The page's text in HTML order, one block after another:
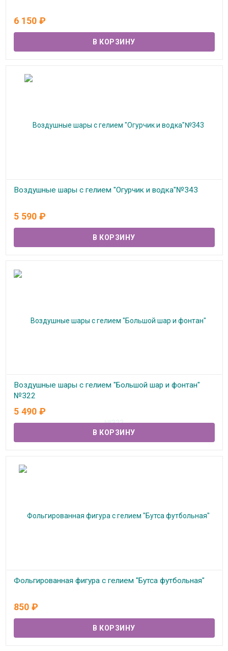
6 150 ₽
Воздушные шары с гелием "Огурчик и водка"№343
5 590 ₽
Воздушные шары с гелием "Большой шар и фонтан"
№322
В наличии
5 490 ₽
Фольгированная фигура с гелием "Бутса футбольная"
850 ₽